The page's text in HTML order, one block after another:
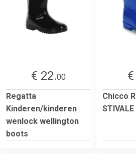
€ 22.00
Regatta
Kinderen/kinderen
wenlock wellington
boots
Chicco
STIVALE